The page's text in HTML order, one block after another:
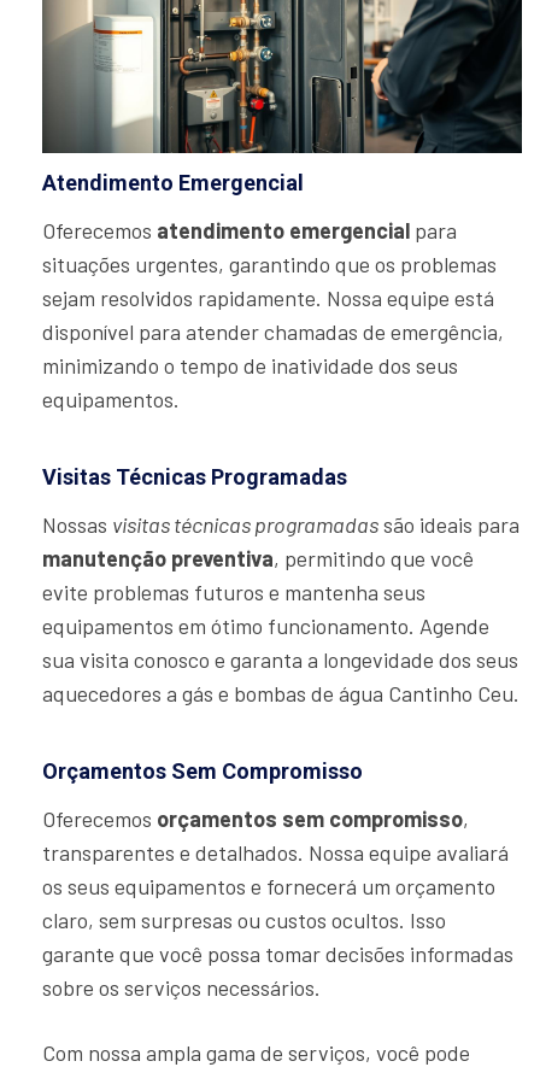
Atendimento Emergencial
Oferecemos atendimento emergencial para
situações urgentes, garantindo que os problemas
sejam resolvidos rapidamente. Nossa equipe está
disponível para atender chamadas de emergência,
minimizando o tempo de inatividade dos seus
equipamentos.
Visitas Técnicas Programadas
Nossas visitas técnicas programadassão ideais para
manutenção preventiva, permitindo que você
evite problemas futuros e mantenha seus
equipamentos em ótimo funcionamento. Agende
sua visita conosco e garanta a longevidade dos seus
aquecedores a gás e bombas de água Cantinho Ceu.
Orçamentos Sem Compromisso
Oferecemos orçamentos sem compromisso,
transparentes e detalhados. Nossa equipe avaliará
os seus equipamentos e fornecerá um orçamento
claro, sem surpresas ou custos ocultos. Isso
garante que você possa tomar decisões informadas
sobre os serviços necessários.
Com nossa ampla gama de serviços, você pode